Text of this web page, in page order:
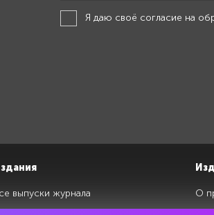
Я даю своё согласие на
выпуски журнала
О